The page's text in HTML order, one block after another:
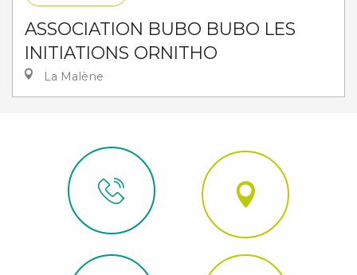
ASSOCIATION BUBO BUBO LES
INITIATIONS ORNITHO
La Malène